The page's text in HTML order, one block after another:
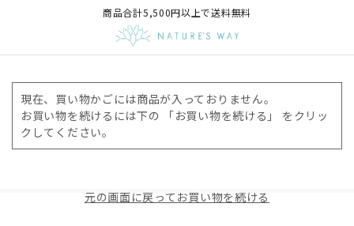
商品合計5,500円以上で送料無料
現在、買い物かごには商品が入っておりません。
お買い物を続けるには下の 「お買い物を続ける」 をクリッ
クしてください。
元の画面に戻ってお買い物を続ける